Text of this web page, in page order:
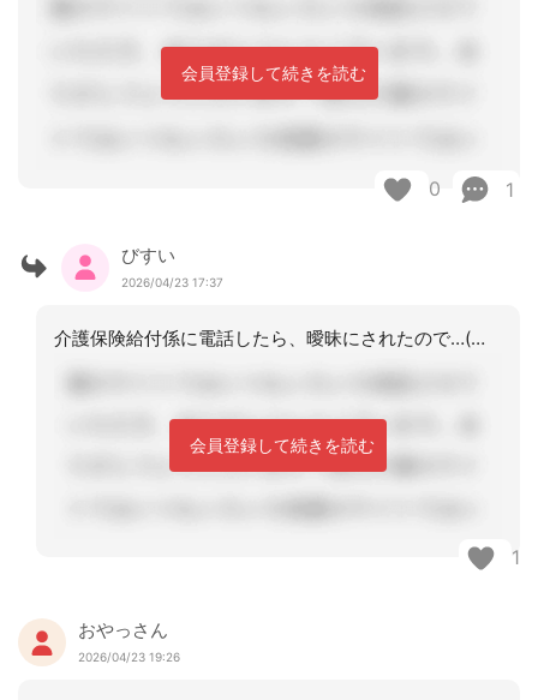
会員登録して続きを読む
0 1
びすい
2026/04/23 17:37
介護保険給付係に電話したら、曖昧にされたので…(笑)結局、別の居宅が、受けたそう
会員登録して続きを読む
1
おやっさん
2026/04/23 19:26